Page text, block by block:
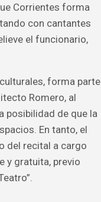
Corrientes forma
con cantantes
el funcionario,
forma parte
Romero, al
posibilidad de que la
En tanto, el
del recital a cargo
y gratuita, previo